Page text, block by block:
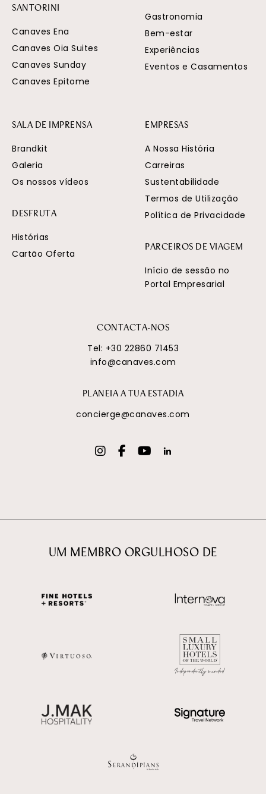
SANTORINI
Canaves Ena
Canaves Oia Suites
Canaves Sunday
Canaves Epitome
Gastronomia
Bem-estar
Experiências
Eventos e Casamentos
SALA DE IMPRENSA
Brandkit
Galeria
Os nossos vídeos
DESFRUTA
Histórias
Cartão Oferta
EMPRESAS
A Nossa História
Carreiras
Sustentabilidade
Termos de Utilização
Política de Privacidade
PARCEIROS DE VIAGEM
Início de sessão no
Portal Empresarial
CONTACTA-NOS
Tel: +30 22860 71453
info@canaves.com
PLANEIA A TUA ESTADIA
concierge@canaves.com
UM MEMBRO ORGULHOSO DE